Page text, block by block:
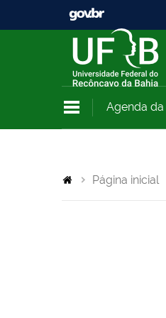
Agenda da
Página inicial